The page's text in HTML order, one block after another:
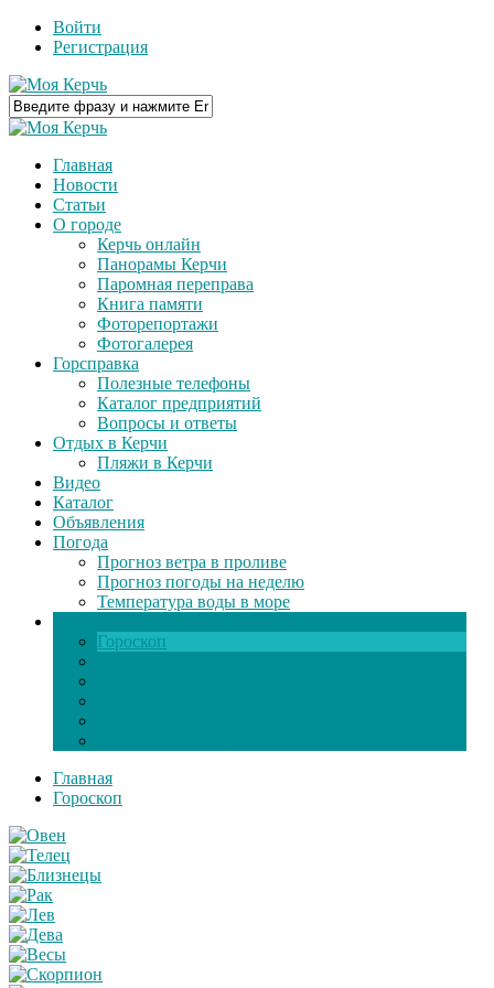
Войти
Регистрация
Главная
Новости
Статьи
О городе
Керчь онлайн
Панорамы Керчи
Паромная переправа
Книга памяти
Фоторепортажи
Фотогалерея
Горсправка
Полезные телефоны
Каталог предприятий
Вопросы и ответы
Отдых в Керчи
Пляжи в Керчи
Видео
Каталог
Объявления
Погода
Прогноз ветра в проливе
Прогноз погоды на неделю
Температура воды в море
Гороскоп
Главная
Гороскоп